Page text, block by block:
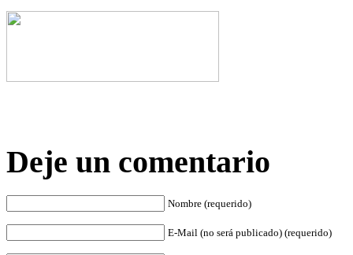
Deje un comentario
Nombre (requerido)
E-Mail (no será publicado) (requerido)